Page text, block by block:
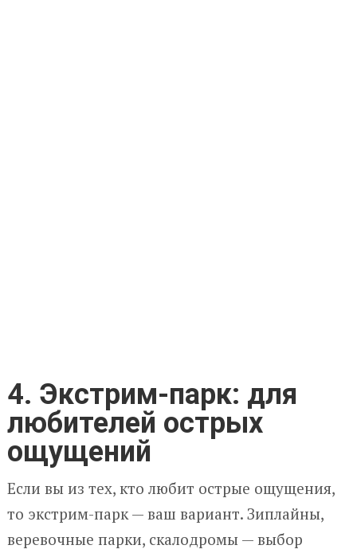
4. Экстрим-парк: для
любителей острых
ощущений
Если вы из тех, кто любит острые ощущения,
то экстрим-парк — ваш вариант. Зиплайны,
веревочные парки, скалодромы — выбор